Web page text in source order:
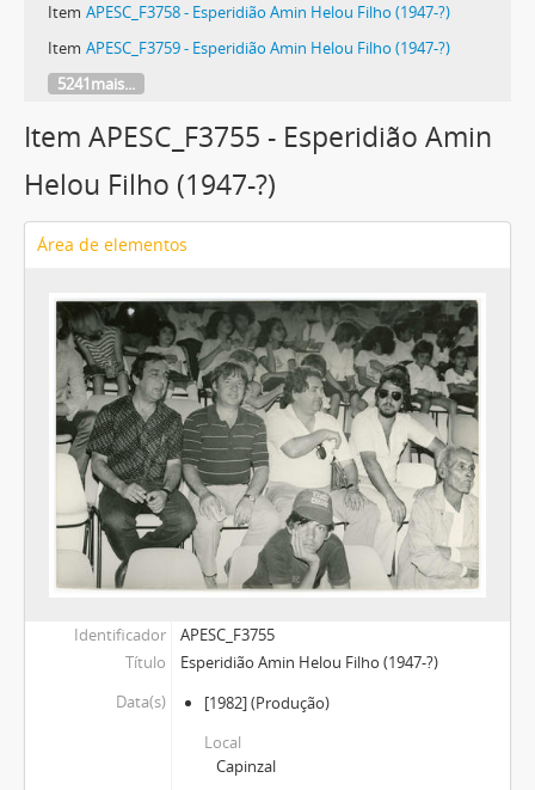
Item APESC_F3758 - Esperidião Amin Helou Filho (1947-?)
Item APESC_F3759 - Esperidião Amin Helou Filho (1947-?)
5241mais...
Item APESC_F3755 - Esperidião Amin
Helou Filho (1947-?)
Área de elementos
Identificador
APESC_F3755
Título
Esperidião Amin Helou Filho (1947-?)
Data(s)
[1982](Produção)
Local
Capinzal